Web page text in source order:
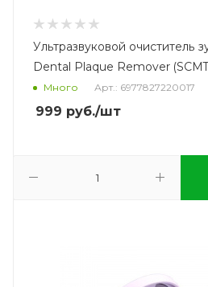
Ультразвуковой очиститель
Dental Plaque Remover
Много Арт.: 6977827220017
999 руб./шт